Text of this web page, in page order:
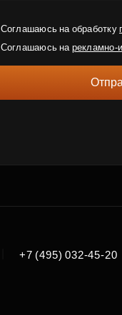
Соглашаюсь на обработку
Соглашаюсь на рекламно-
+7 (495) 032-45-20